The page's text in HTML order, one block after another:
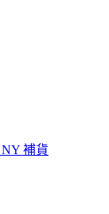
NY 補貨